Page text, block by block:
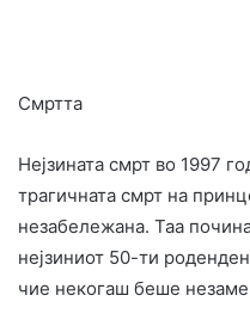
Смртта
Нејзината смрт во 1997
трагичната смрт на
незабележана. Таа
нејзиниот 50-ти
чие некогаш беше